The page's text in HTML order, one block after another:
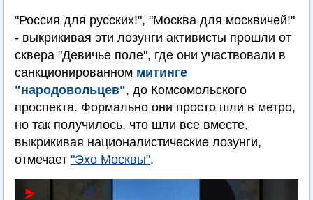
"Россия для русских!", "Москва для москвичей!"
- выкрикивая эти лозунги активисты прошли от
сквера "Девичье поле", где они участвовали в
санкционированном митинге
"народовольцев", до Комсомольского
проспекта. Формально они просто шли в метро,
но так получилось, что шли все вместе,
выкрикивая националистические лозунги,
отмечает "Эхо Москвы".